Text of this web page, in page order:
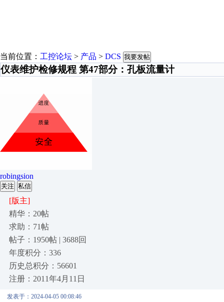
当前位置： 工控论坛 > 产品 > DCS 我要发帖
仪表维护检修规程 第47部分：孔板流量计
robingsion
关注 私信
[版主]
精华：20帖
求助：71帖
帖子：1950帖 | 3688回
年度积分：336
历史总积分：56601
注册：2011年4月11日
发表于：2024-04-05 00:08:46